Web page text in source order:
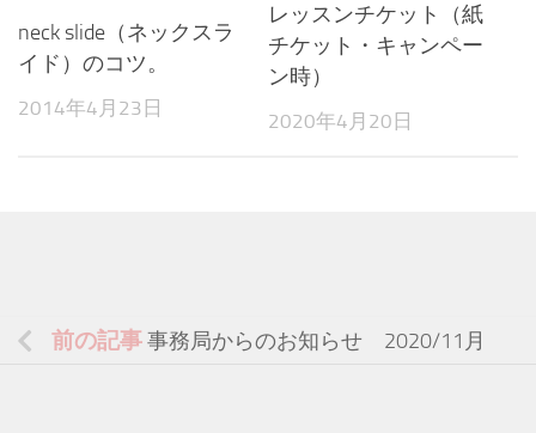
neck slide（ネックスラ
イド）のコツ。
2014年4月23日
レッスンチケット（紙
チケット・キャンペー
ン時）
2020年4月20日
前の記事 事務局からのお知らせ 2020/11月